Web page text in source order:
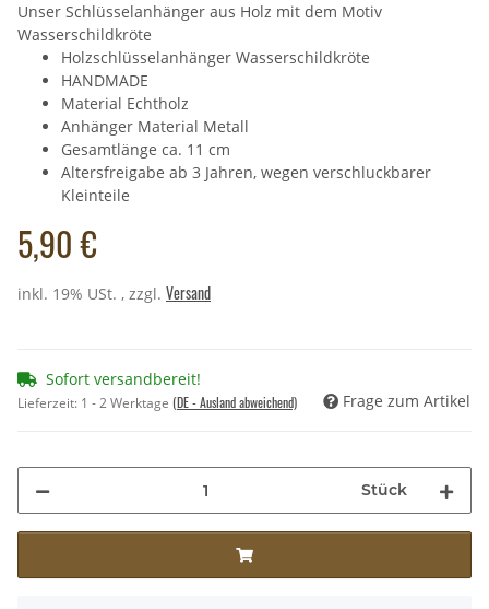
Unser Schlüsselanhänger aus Holz mit dem Motiv
Wasserschildkröte
Holzschlüsselanhänger Wasserschildkröte
HANDMADE
Material Echtholz
Anhänger Material Metall
Gesamtlänge ca. 11 cm
Altersfreigabe ab 3 Jahren, wegen verschluckbarer
Kleinteile
5,90 €
inkl. 19% USt. , zzgl. Versand
Sofort versandbereit!
Lieferzeit: 1 - 2 Werktage (DE - Ausland abweichend) Frage zum Artikel
Stück